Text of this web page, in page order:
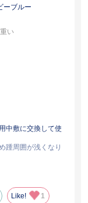
ーブルー
い
中敷に交換して使
踵周囲が浅くなり
ある中敷に交換し
Like! 1